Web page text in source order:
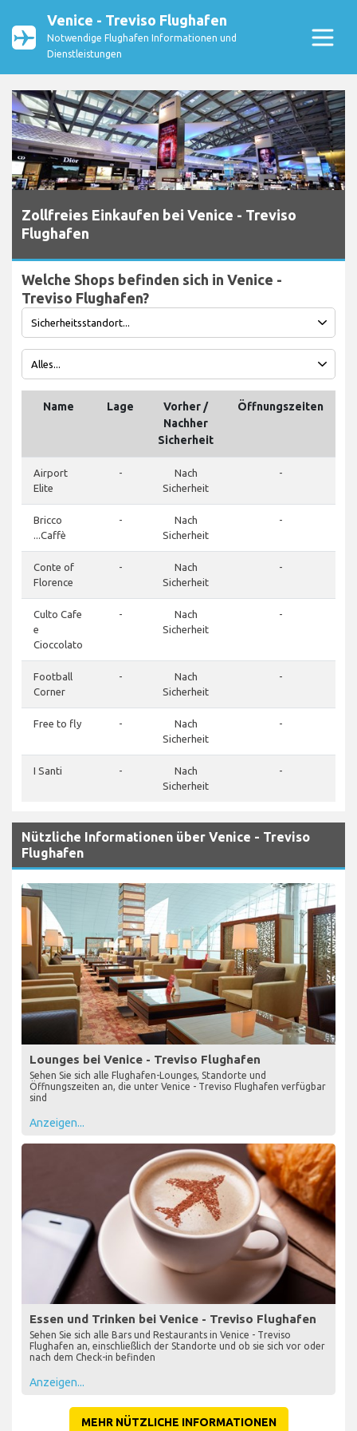
Venice - Treviso Flughafen
Notwendige Flughafen Informationen und
Dienstleistungen
Zollfreies Einkaufen bei Venice - Treviso
Flughafen
Welche Shops befinden sich in Venice -
Treviso Flughafen?
Name Lage
Vorher /
Nachher
Sicherheit
Öffnungszeiten
Airport
Elite
-
Nach
Sicherheit
-
Bricco
...Caffè
-
Nach
Sicherheit
-
Conte of
Florence
-
Nach
Sicherheit
-
Culto Cafe
e
Cioccolato
-
Nach
Sicherheit
-
Football
Corner
-
Nach
Sicherheit
-
Free to fly -
Nach
Sicherheit
-
I Santi -
Nach
Sicherheit
-
Nützliche Informationen über Venice - Treviso
Flughafen
Lounges bei Venice - Treviso Flughafen
Sehen Sie sich alle Flughafen-Lounges, Standorte und
Öffnungszeiten an, die unter Venice - Treviso Flughafen verfügbar
sind
Anzeigen...
Essen und Trinken bei Venice - Treviso Flughafen
Sehen Sie sich alle Bars und Restaurants in Venice - Treviso
Flughafen an, einschließlich der Standorte und ob sie sich vor oder
nach dem Check-in befinden
Anzeigen...
MEHR NÜTZLICHE INFORMATIONEN